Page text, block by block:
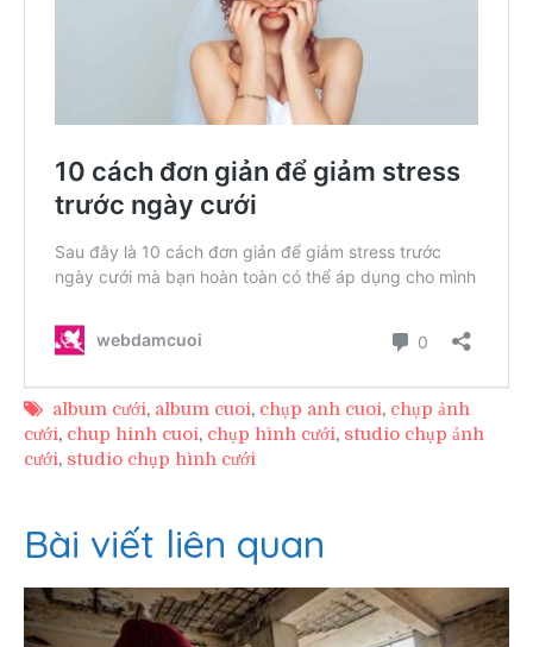
album cưới, album cuoi, chụp anh cuoi, chụp ảnh
cưới, chup hinh cuoi, chụp hình cưới, studio chụp ảnh
cưới, studio chụp hình cưới
Bài viết liên quan